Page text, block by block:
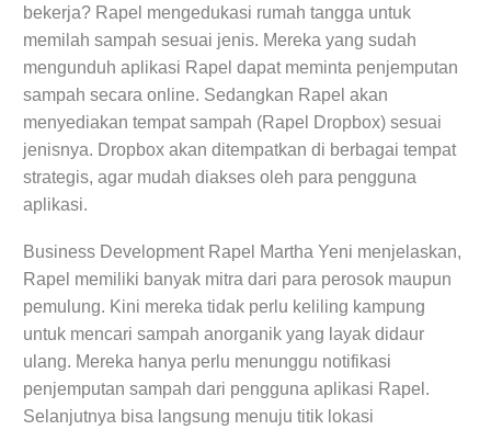
bekerja? Rapel mengedukasi rumah tangga untuk
memilah sampah sesuai jenis. Mereka yang sudah
mengunduh aplikasi Rapel dapat meminta penjemputan
sampah secara online. Sedangkan Rapel akan
menyediakan tempat sampah (Rapel Dropbox) sesuai
jenisnya. Dropbox akan ditempatkan di berbagai tempat
strategis, agar mudah diakses oleh para pengguna
aplikasi.
Business Development Rapel Martha Yeni menjelaskan,
Rapel memiliki banyak mitra dari para perosok maupun
pemulung. Kini mereka tidak perlu keliling kampung
untuk mencari sampah anorganik yang layak didaur
ulang. Mereka hanya perlu menunggu notifikasi
penjemputan sampah dari pengguna aplikasi Rapel.
Selanjutnya bisa langsung menuju titik lokasi